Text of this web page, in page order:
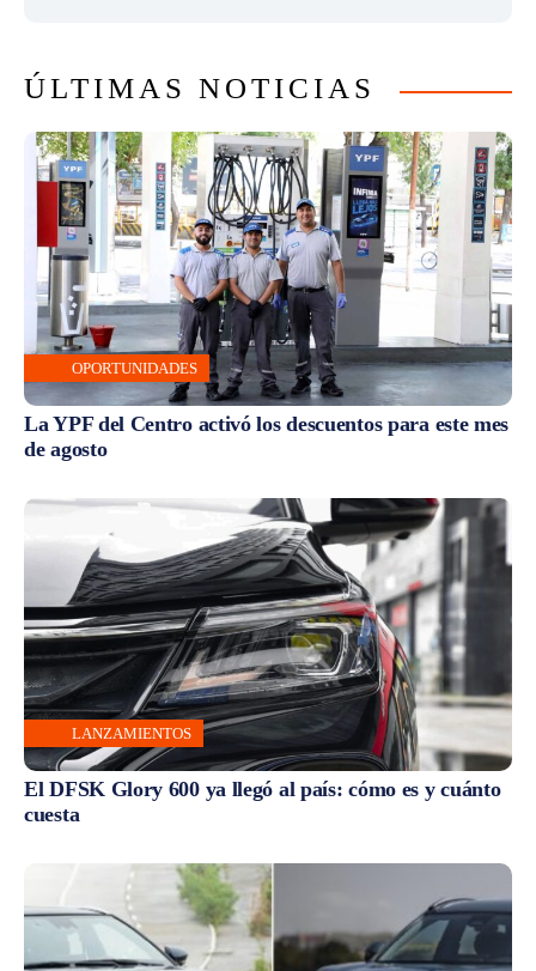
ÚLTIMAS NOTICIAS
OPORTUNIDADES
La YPF del Centro activó los descuentos para este mes
de agosto
LANZAMIENTOS
El DFSK Glory 600 ya llegó al país: cómo es y cuánto
cuesta